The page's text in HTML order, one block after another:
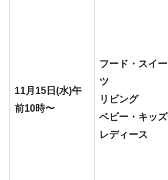
11月15日(水)午
前10時〜
フード・スイー
ツ
リビング
ベビー・キッズ
レディース